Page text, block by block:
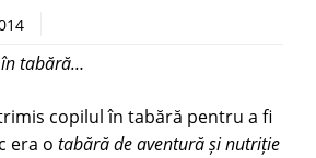
tabără…
copilul în tabără pentru a fi
era o tabără de aventură și nutriție